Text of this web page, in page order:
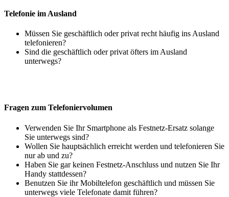
Telefonie im Ausland
Müssen Sie geschäftlich oder privat recht häufig ins Ausland
telefonieren?
Sind die geschäftlich oder privat öfters im Ausland
unterwegs?
Fragen zum Telefoniervolumen
Verwenden Sie Ihr Smartphone als Festnetz-Ersatz solange
Sie unterwegs sind?
Wollen Sie hauptsächlich erreicht werden und telefonieren Sie
nur ab und zu?
Haben Sie gar keinen Festnetz-Anschluss und nutzen Sie Ihr
Handy stattdessen?
Benutzen Sie ihr Mobiltelefon geschäftlich und müssen Sie
unterwegs viele Telefonate damit führen?